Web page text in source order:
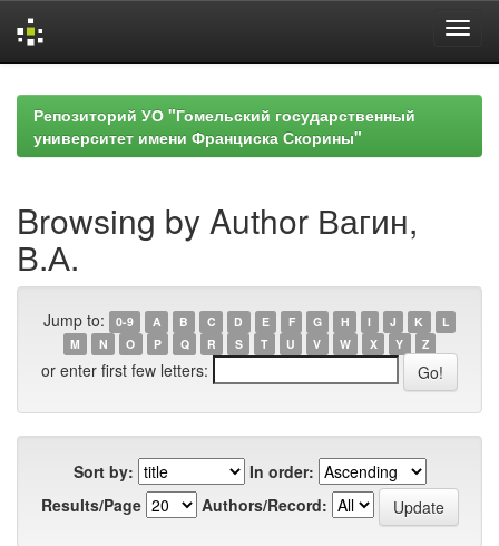
navigationРепозиторий УО "Гомельский государственный
университет имени Франциска Скорины"
Browsing by Author Вагин,
В.А.
Jump to: 0-9 A B C D E F G H I J K
L
M
N O P Q R S T U V W X Y Z
or enter first few letters:
Sort by:
In order:
Results/Page
Authors/Record: